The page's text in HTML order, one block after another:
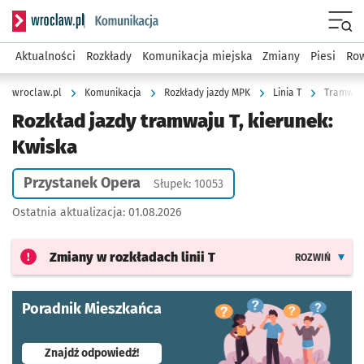
Serwis informacyjny wroclaw.pl podserwis: Komunikacja
Aktualności Rozkłady Komunikacja miejska Zmiany Piesi
wroclaw.pl Komunikacja Rozkłady jazdy MPK Linia T
Rozkład jazdy tramwaju T, kierunek:
Kwiska
Przystanek Opera Słupek: 10053
Ostatnia aktualizacja: 01.08.2026
Zmiany w rozkładach linii T ROZWIŃ
Poradnik Mieszkańca
Znajdź odpowiedź!- otworzy się w nowej karcie